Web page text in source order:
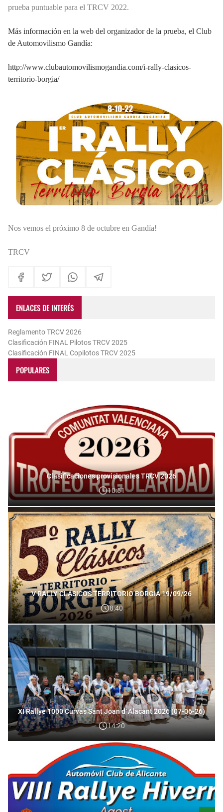
prueba puntuable para el TRCV 2022.
Más información en la web del organizador de la prueba, el Club
de Automovilismo Gandía:
http://www.clubautomovilismogandia.com/i-rally-clasicos-
territorio-borgia/
Nos vemos el próximo 8 de octubre en Gandía!
TRCV
ENLACES DE INTERÉS
Reglamento TRCV 2026
Clasificación FINAL Pilotos TRCV 2025
Clasificación FINAL Copilotos TRCV 2025
POPULARES
Clasificaciones provisionales TRCV 2026
10:51
V RALLY CLÁSICOS TERRITORIO BORGIA 19/09/26
8:40
XI Rallye 1000 Curvas Sant Joan d´Alacant 2026 (07-06-26)
14:20